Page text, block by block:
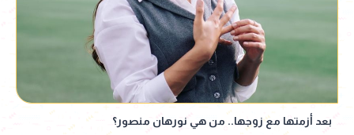
بعد أزمتها مع زوجها.. من هي نورهان منصور؟